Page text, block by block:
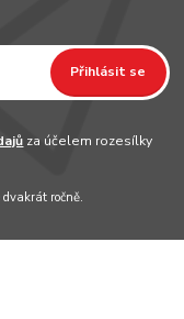
Přihlásit se
za účelem rozesílky
ročně.